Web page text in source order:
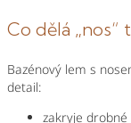
Co dělá
Bazénový lem s
detail:
zakryje